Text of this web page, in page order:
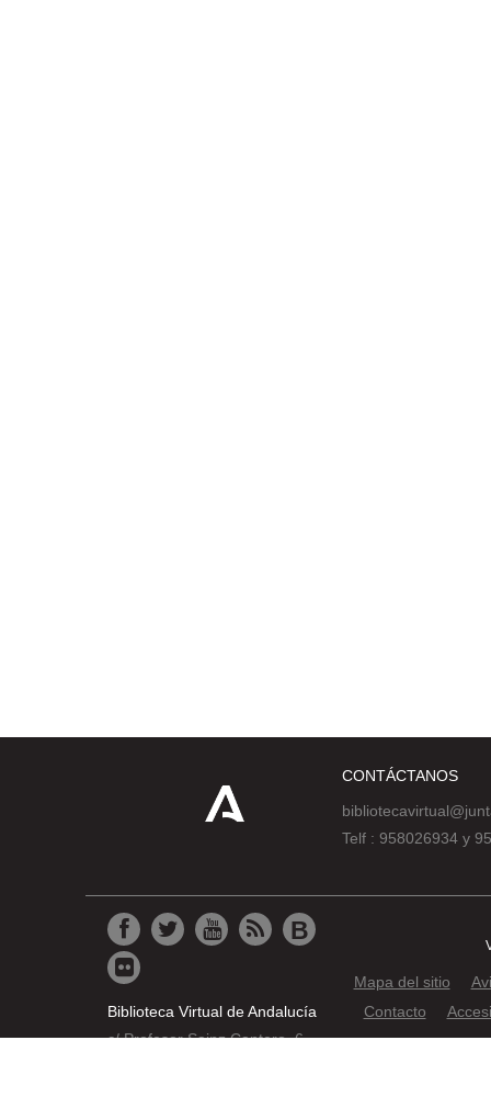
CONTÁCTANOS
Telf : 958026934 y
Biblioteca Virtual de Andalucía
c/ Profesor Sainz Cantero, 6
Mapa del sitio
Contacto